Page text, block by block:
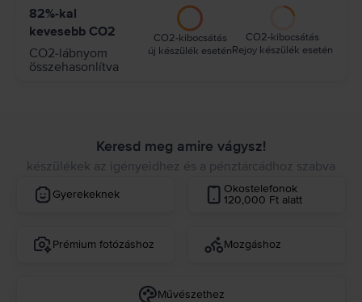
82%-kal
kevesebb CO2
CO2-lábnyom
összehasonlítva
CO2-kibocsátás
új készülék esetén
CO2-kibocsátás
Rejoy készülék esetén
Keresd meg amire vágysz!
készülékek az igényeidhez és a pénztárcádhoz szabva
Gyerekeknek
Okostelefonok
120,000 Ft alatt
Prémium fotózáshoz Mozgáshoz
Művészethez